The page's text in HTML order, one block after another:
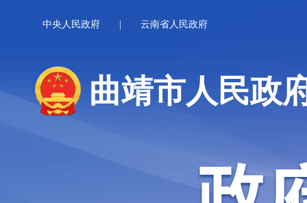
中央人民政府 云南省人民政府
曲靖市人民政